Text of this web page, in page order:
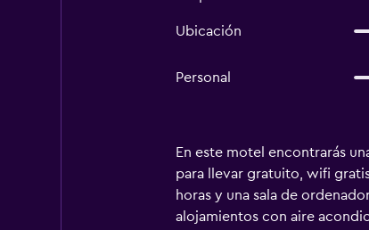
Ubicación
Personal
En este motel encontrarás
para llevar gratuito, wifi
horas y una sala de
alojamientos con aire